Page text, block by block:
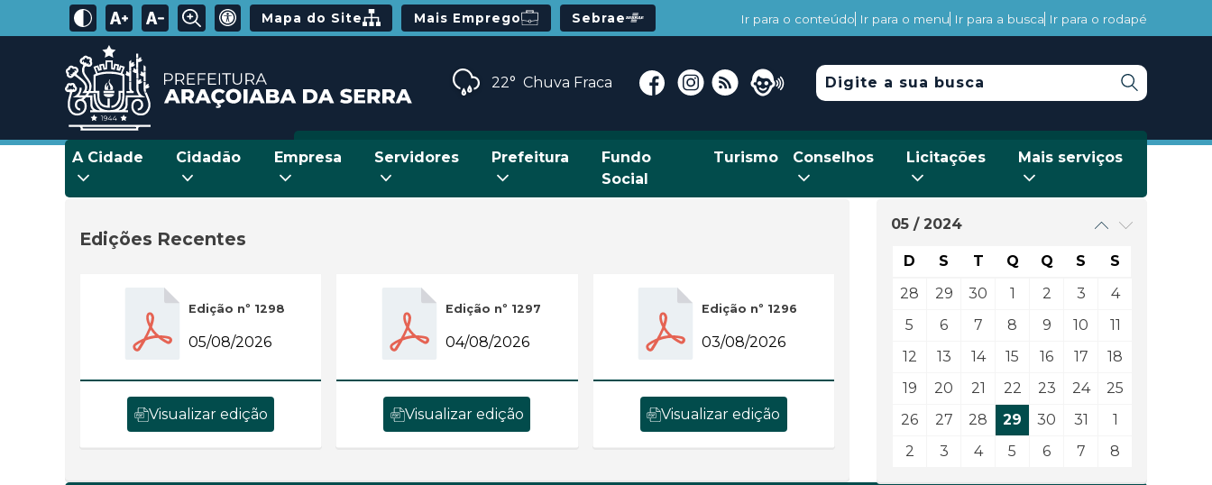
Mapa do Site Mais Emprego Sebrae Ir para o conteúdo Ir para o menu Ir para a busca Ir para o rodapé
22° Chuva Fraca
A Cidade Cidadão Empresa Servidores Prefeitura
Fundo
Social
Turismo Conselhos Licitações Mais serviços
Edições Recentes
Edição nº 1298
05/08/2026
Visualizar edição
Edição nº 1297
04/08/2026
Visualizar edição
Edição nº 1296
03/08/2026
Visualizar edição
05 / 2024
D S T Q Q S
S
28
29 30 1 2 3
4
5
6 7 8 9 10
11
12
13 14 15 16 17
18
19
20 21 22 23 24
25
26
27 28 29 30 31
1
2
3 4 5 6 7 8